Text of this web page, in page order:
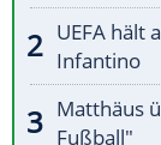
UEFA hält
Infantino
Matthäus
Fußball"